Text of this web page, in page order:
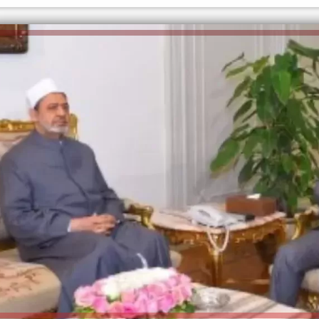
إلهام شرشر تكتب: دي مبقتش كورة..
الكاتبة إلهام شرشر تهنئ الرئيس
السيسي بعيد ميلاده وتُشيد بجهوده
في بناء الدولة